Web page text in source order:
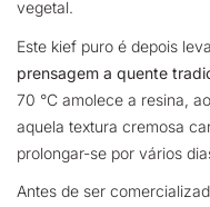
vegetal.
Este kief puro é depois
prensagem a quente
70 °C amolece a resina,
aquela textura cremosa
prolongar-se por vários
Antes de ser